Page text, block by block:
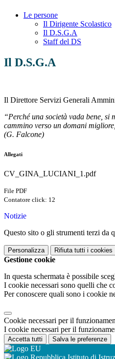
Le persone
Il Dirigente Scolastico
Il D.S.G.A
Staff del DS
Il D.S.G.A
Il Direttore Servizi Generali
“Perché una società vada bene,
cammino verso un domani
(G. Falcone)
Allegati
CV_GINA_LUCIANI_1.pdf
File PDF
Contatore click: 12
Notizie
Questo sito o gli strumenti terzi da
Personalizza Rifiuta tutti i cookies
Gestione cookie
In questa schermata è possibile
I cookie necessari sono quelli che
Per conoscere quali sono i cookie
Cookie necessari per il
I cookie necessari per il
Accetta tutti Salva le preferenze
Istituto di